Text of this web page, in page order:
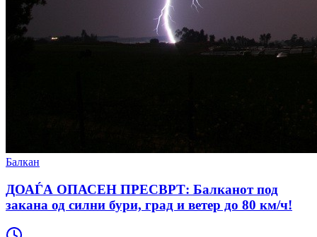
Балкан
ДОАЃА ОПАСЕН ПРЕСВРТ: Балканот под
закана од силни бури, град и ветер до 80 км/ч!